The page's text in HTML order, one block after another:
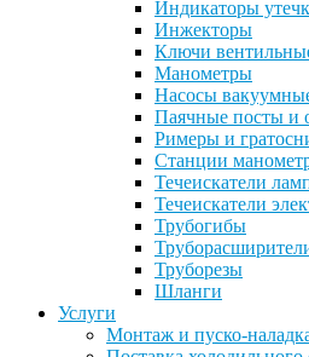
Индикаторы
Инжекторы
Ключи
Манометры
Насосы
Паячные посты и
Римеры и
Станции
Течеискатели
Течеискатели
Трубогибы
Труборезы
Шланги
Услуги
Монтаж и пуско-